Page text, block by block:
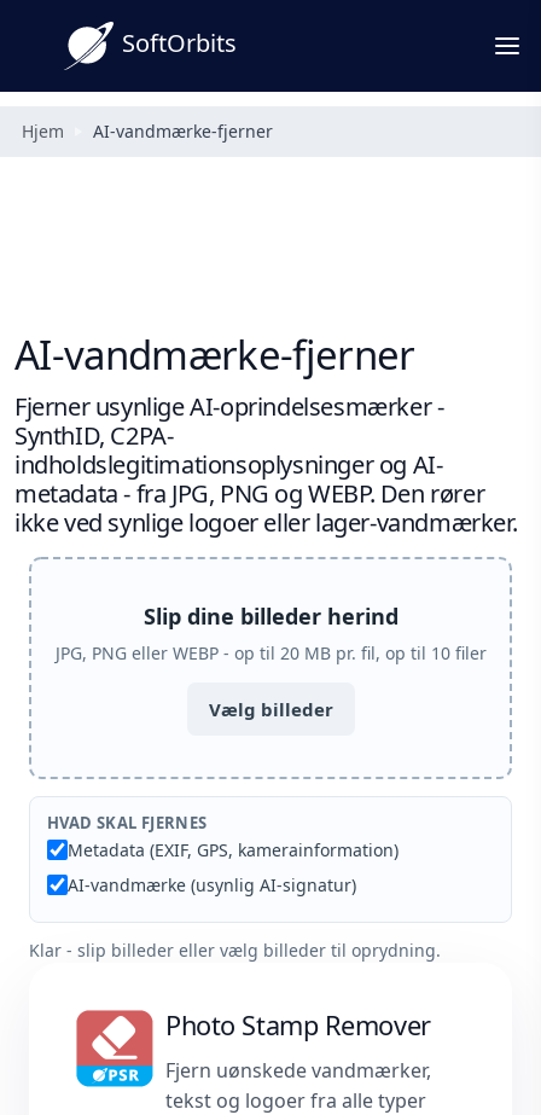
SoftOrbits
Hjem AI-vandmærke-fjerner
AI-vandmærke-fjerner
Fjerner usynlige AI-oprindelsesmærker -
SynthID, C2PA-
indholdslegitimationsoplysninger og AI-
metadata - fra JPG, PNG og WEBP. Den rører
ikke ved synlige logoer eller lager-vandmærker.
Slip dine billeder herind
JPG, PNG eller WEBP - op til 20 MB pr. fil, op til 10 filer
Vælg billeder
HVAD SKAL FJERNES
Metadata (EXIF, GPS, kamerainformation)
AI-vandmærke (usynlig AI-signatur)
Klar - slip billeder eller vælg billeder til oprydning.
Photo Stamp Remover
Fjern uønskede vandmærker,
tekst og logoer fra alle typer